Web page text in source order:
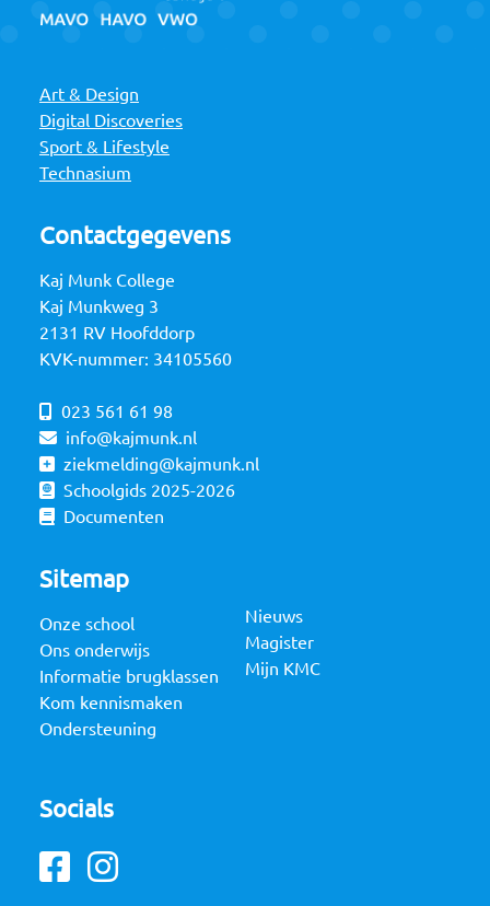
Art & Design
Digital Discoveries
Sport & Lifestyle
Technasium
Contactgegevens
Kaj Munk College
Kaj Munkweg 3
2131 RV Hoofddorp
KVK-nummer: 34105560
023 561 61 98
info@kajmunk.nl
ziekmelding@kajmunk.nl
Schoolgids 2025-2026
Documenten
Sitemap
Onze school
Ons onderwijs
Informatie brugklassen
Kom kennismaken
Ondersteuning
Nieuws
Magister
Mijn KMC
Socials
Facebook
Instagram